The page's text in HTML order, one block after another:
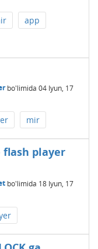
app
bo'limida 04 Iyun, 17
mir
flash player
bo'limida 18 Iyun, 17